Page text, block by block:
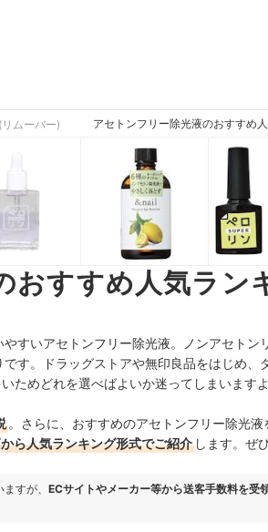
ムーバー) アセトンフリー除光液のおすすめ
おすすめ人気ラン
すいアセトンフリー除光液。ノンアセトン
す。ドラッグストアや無印良品をはじめ、
ためどれを選べばよいか迷ってしまいますよ
。さらに、おすすめのアセトンフリー除光液
ら人気ランキング形式でご紹介 します。ぜ
すが、 ECサイトやメーカー等から送客手数料を受